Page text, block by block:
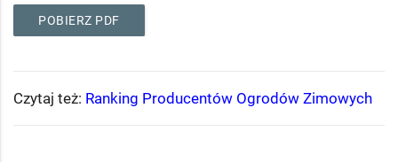
POBIERZ PDF
Czytaj też: Ranking Producentów Ogrodów Zimowych